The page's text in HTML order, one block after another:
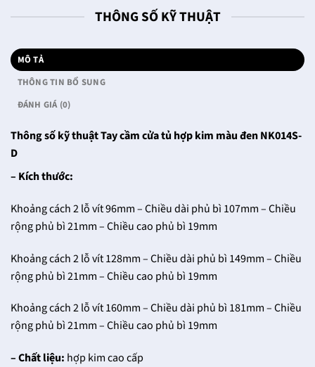
THÔNG SỐ KỸ THUẬT
MÔ TẢ
THÔNG TIN BỔ SUNG
ĐÁNH GIÁ (0)
Thông số kỹ thuật Tay cầm cửa tủ hợp kim màu đen NK014S-
D
– Kích thước:
Khoảng cách 2 lỗ vít 96mm – Chiều dài phủ bì 107mm – Chiều
rộng phủ bì 21mm – Chiều cao phủ bì 19mm
Khoảng cách 2 lỗ vít 128mm – Chiều dài phủ bì 149mm – Chiều
rộng phủ bì 21mm – Chiều cao phủ bì 19mm
Khoảng cách 2 lỗ vít 160mm – Chiều dài phủ bì 181mm – Chiều
rộng phủ bì 21mm – Chiều cao phủ bì 19mm
– Chất liệu: hợp kim cao cấp